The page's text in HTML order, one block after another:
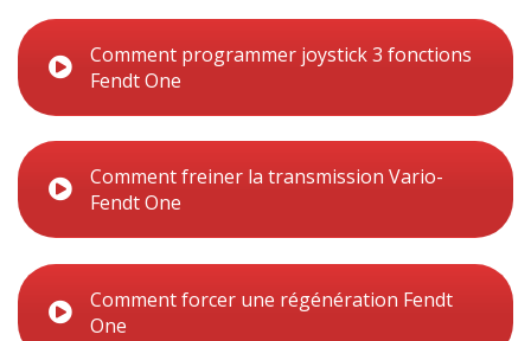
Comment programmer joystick 3 fonctions
Fendt One
Comment freiner la transmission Vario-
Fendt One
Comment forcer une régénération Fendt
One